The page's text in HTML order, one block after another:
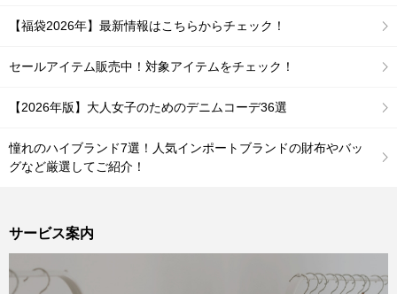
【福袋2026年】最新情報はこちらからチェック！
セールアイテム販売中！対象アイテムをチェック！
【2026年版】大人女子のためのデニムコーデ36選
憧れのハイブランド7選！人気インポートブランドの財布やバッ
グなど厳選してご紹介！
サービス案内